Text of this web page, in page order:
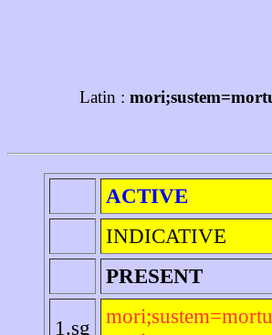
Latin :
ACTIVE
INDICATIVE
PRESENT
1.sg